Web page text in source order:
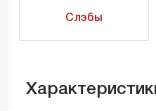
Слэбы